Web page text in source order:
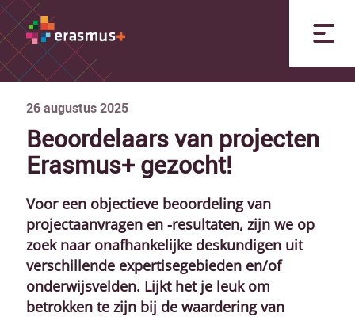
26augustus2025
Beoordelaars van projecten
Erasmus+ gezocht!
Voor een objectieve beoordeling van
projectaanvragen en -resultaten, zijn we op
zoek naar onafhankelijke deskundigen uit
verschillende expertisegebieden en/of
onderwijsvelden. Lijkt het je leuk om
betrokken te zijn bij de waardering van